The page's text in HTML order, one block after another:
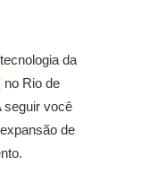
da
no Rio de
seguir você
de